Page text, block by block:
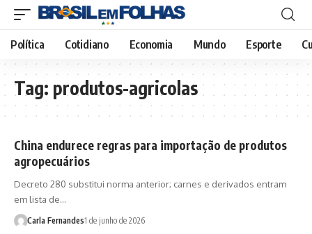
Política Cotidiano Economia Mundo Esporte
Tag: produtos-agricolas
China endurece regras para importação de produtos
agropecuários
Decreto 280 substitui norma anterior; carnes e derivados entram
em lista de…
Carla Fernandes1 de junho de 2026